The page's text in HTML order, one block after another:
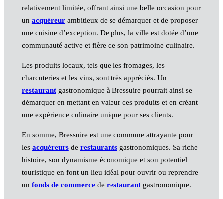
relativement limitée, offrant ainsi une belle occasion pour
un acquéreurambitieux de se démarquer et de proposer
une cuisine d’exception. De plus, la ville est dotée d’une
communauté active et fière de son patrimoine culinaire.
Les produits locaux, tels que les fromages, les
charcuteries et les vins, sont très appréciés. Un
restaurantgastronomique à Bressuire pourrait ainsi se
démarquer en mettant en valeur ces produits et en créant
une expérience culinaire unique pour ses clients.
En somme, Bressuire est une commune attrayante pour
les acquéreursde restaurantsgastronomiques. Sa riche
histoire, son dynamisme économique et son potentiel
touristique en font un lieu idéal pour ouvrir ou reprendre
un fonds de commercede restaurantgastronomique.